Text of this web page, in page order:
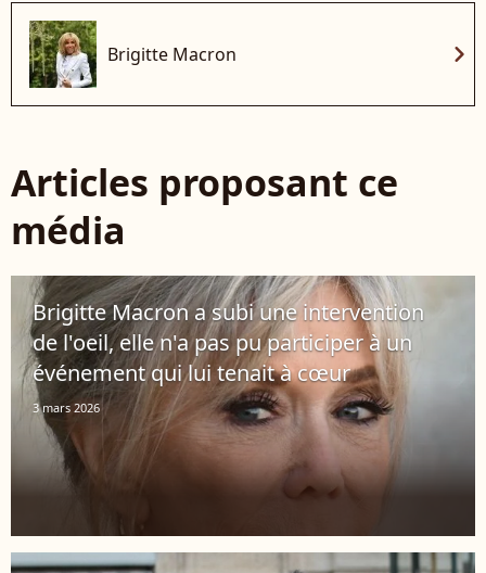
Brigitte Macron chevron_right
Articles proposant ce
média
Brigitte Macron a subi une intervention
de l'oeil, elle n'a pas pu participer à un
événement qui lui tenait à cœur
3 mars 2026